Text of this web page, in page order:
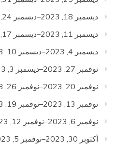
ديسمبر 18, 2023–ديسمبر 24, 2023
ديسمبر 11, 2023–ديسمبر 17, 2023
ديسمبر 4, 2023–ديسمبر 10, 2023
نوفمبر 27, 2023–ديسمبر 3, 2023
نوفمبر 20, 2023–نوفمبر 26, 2023
نوفمبر 13, 2023–نوفمبر 19, 2023
نوفمبر 6, 2023–نوفمبر 12, 2023
أكتوبر 30, 2023–نوفمبر 5, 2023